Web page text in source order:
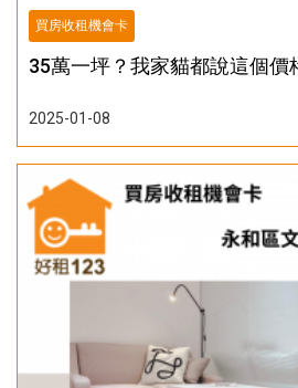
買房收租機會卡
35萬一坪？我家貓都說這個價
2025-01-08